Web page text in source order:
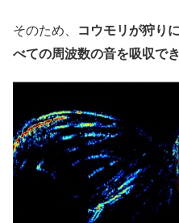
そのため、 コウモリが狩り
べての周波数の音を吸収で